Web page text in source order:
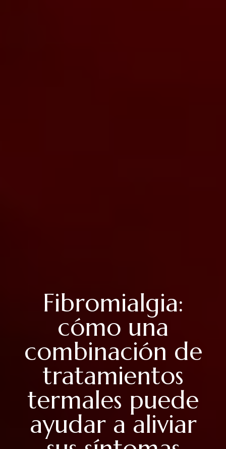
Fibromialgia:
cómo una
combinación de
tratamientos
termales puede
ayudar a aliviar